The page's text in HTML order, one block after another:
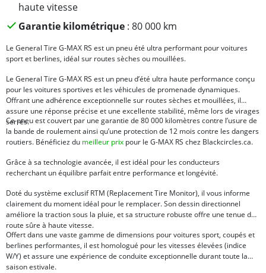
haute vitesse
Garantie kilométrique: 80 000 km
Le General Tire G-MAX RS est un pneu été ultra performant pour voitures
sport et berlines, idéal sur routes sèches ou mouillées.
Le General Tire G-MAX RS est un pneu d’été ultra haute performance conçu
pour les voitures sportives et les véhicules de promenade dynamiques.
Offrant une adhérence exceptionnelle sur routes sèches et mouillées, il
assure une réponse précise et une excellente stabilité, même lors de virages
serrés.
Ce pneu est couvert par une garantie de 80 000 kilomètres contre l’usure de
la bande de roulement ainsi qu’une protection de 12 mois contre les dangers
routiers. Bénéficiez du meilleur prix pour le G-MAX RS chez Blackcircles.ca.
Grâce à sa technologie avancée, il est idéal pour les conducteurs
recherchant un équilibre parfait entre performance et longévité.
Doté du système exclusif RTM (Replacement Tire Monitor), il vous informe
clairement du moment idéal pour le remplacer. Son dessin directionnel
améliore la traction sous la pluie, et sa structure robuste offre une tenue de
route sûre à haute vitesse.
Offert dans une vaste gamme de dimensions pour voitures sport, coupés et
berlines performantes, il est homologué pour les vitesses élevées (indice
W/Y) et assure une expérience de conduite exceptionnelle durant toute la
saison estivale.